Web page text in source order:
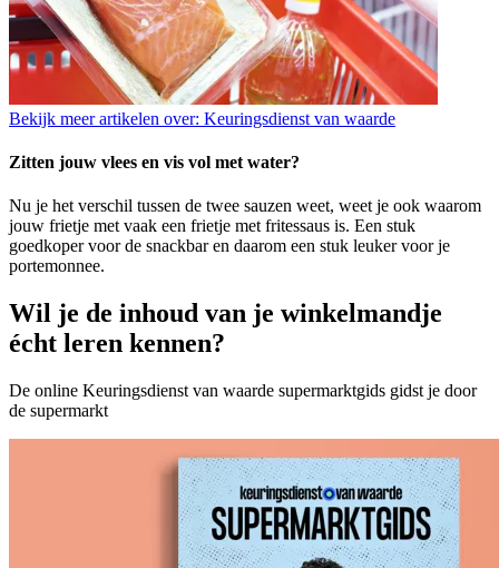
Bekijk meer artikelen over: Keuringsdienst van waarde
Zitten jouw vlees en vis vol met water?
Nu je het verschil tussen de twee sauzen weet, weet je ook waarom
jouw frietje met vaak een frietje met fritessaus is. Een stuk
goedkoper voor de snackbar en daarom een stuk leuker voor je
portemonnee.
Wil je de inhoud van je winkelmandje
écht leren kennen?
De online Keuringsdienst van waarde supermarktgids gidst je door
de supermarkt